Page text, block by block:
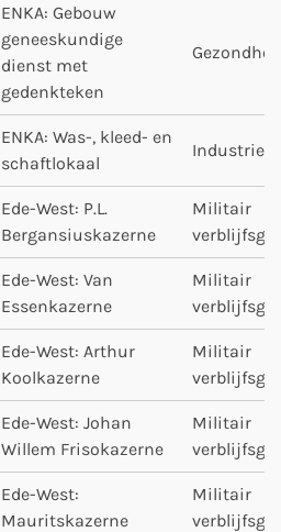
ENKA: Gebouw
geneeskundige
dienst met
gedenkteken
ENKA: Was-, kleed- en
schaftlokaal
Industrie
Ede-West: P.L.
Bergansiuskazerne
Militair
Ede-West: Van
Essenkazerne
Militair
Ede-West: Arthur
Koolkazerne
Militair
Ede-West: Johan
Willem Frisokazerne
Militair
Ede-West:
Mauritskazerne
Militair